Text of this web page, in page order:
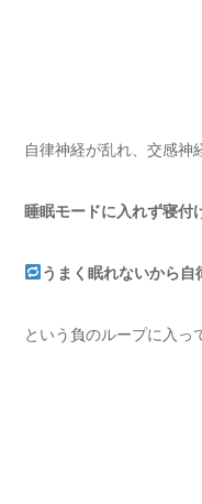
自律神経が乱れ、交感神
睡眠モードに入れず寝付
うまく眠れないから自
という負のループに入っ